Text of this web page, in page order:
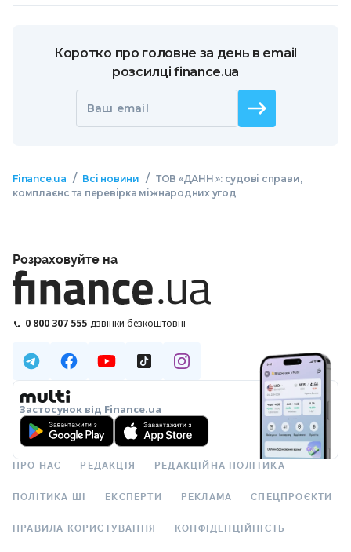
Коротко про головне за день в email
розсилці finance.ua
Ваш email
Finance.ua / Всі новини / ТОВ «ДАНН.»: судові справи,
комплаєнс та перевірка міжнародних угод
Розраховуйте на
0 800 307 555 дзвінки безкоштовні
Застосунок від Finance.ua
ПРО НАС РЕДАКЦІЯ РЕДАКЦІЙНА ПОЛІТИКА
ПОЛІТИКА ШІ ЕКСПЕРТИ РЕКЛАМА СПЕЦПРОЄКТИ
ПРАВИЛА КОРИСТУВАННЯ КОНФІДЕНЦІЙНІСТЬ